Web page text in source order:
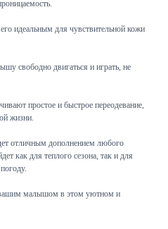
идеальным для чувствительной кожи
свободно двигаться и играть, не
простое и быстрое переодевание,
жизни.
отличным дополнением любого
как для теплого сезона, так и для
малышом в этом уютном и